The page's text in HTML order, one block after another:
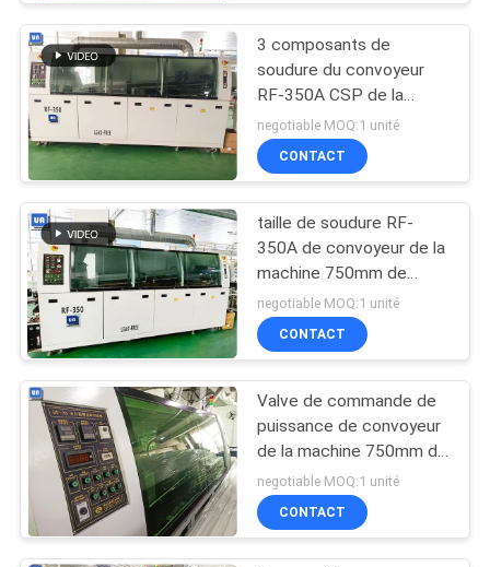
UNE
CITATION
VR
PLAN
DU
SITE
PRIVACY
POLICY
3 composants de
soudure du convoyeur
RF-350A CSP de la
machine 750mm de
vague de SMT de zones
negotiable MOQ:1 unité
CONTACT
taille de soudure RF-
350A de convoyeur de la
machine 750mm de
vague de pot de la
soudure 410kg
negotiable MOQ:1 unité
CONTACT
Valve de commande de
puissance de convoyeur
de la machine 750mm de
soudure de ré-
écoulement de 12KW
SMT
negotiable MOQ:1 unité
CONTACT